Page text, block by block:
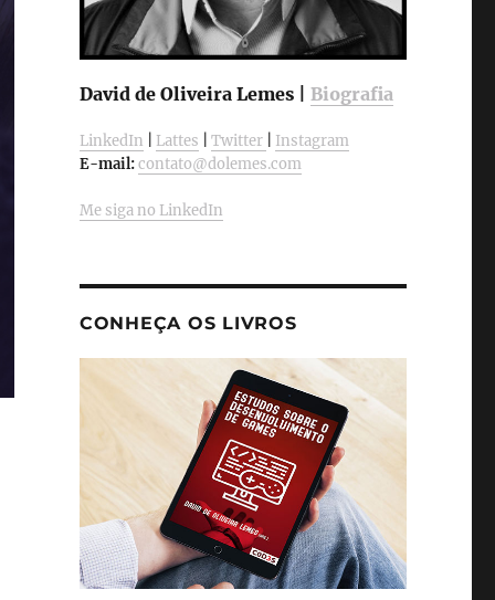
David de Oliveira Lemes | Biografia
LinkedIn Lattes Twitter
Instagram
E-mail:contato@dolemes.com
Me siga no LinkedIn
CONHEÇA OS LIVROS